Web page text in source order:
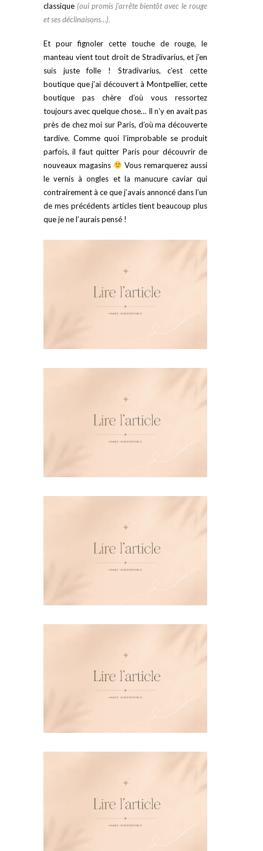
classique (oui promis j’arrête bientôt avec le rouge
et ses déclinaisons…).
Et pour fignoler cette touche de rouge, le
manteau vient tout droit de Stradivarius, et j’en
suis juste folle ! Stradivarius, c’est cette
boutique que j’ai découvert à Montpellier, cette
boutique pas chère d’où vous ressortez
toujours avec quelque chose… Il n’y en avait pas
près de chez moi sur Paris, d’où ma découverte
tardive. Comme quoi l’improbable se produit
parfois, il faut quitter Paris pour découvrir de
nouveaux magasins
Vous remarquerez aussi
le vernis à ongles et la manucure caviar qui
contrairement à ce que j’avais annoncé dans l’un
de mes précédents articles tient beaucoup plus
que je ne l’aurais pensé !